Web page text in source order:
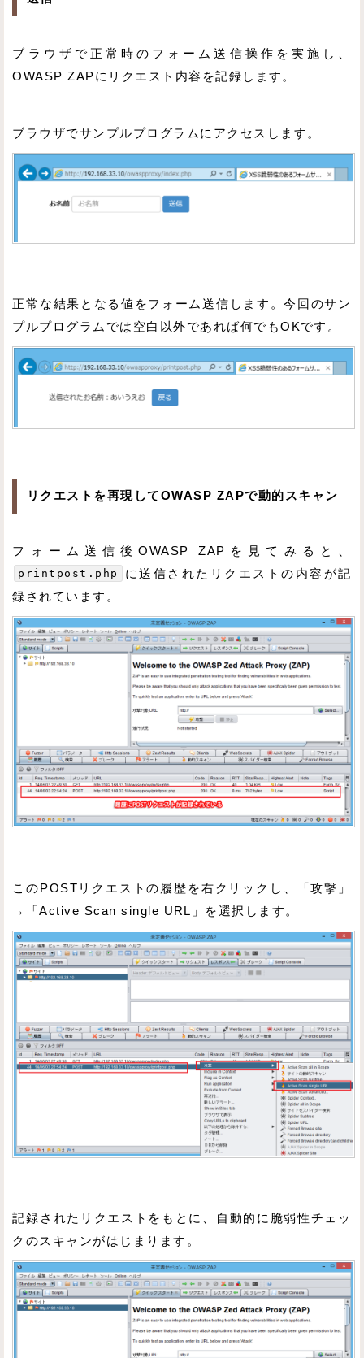
ブラウザで正常時のフォーム送信操作を実施し、
OWASP ZAPにリクエスト内容を記録します。
ブラウザでサンプルプログラムにアクセスします。
正常な結果となる値をフォーム送信します。今回のサン
プルプログラムでは空白以外であれば何でもOKです。
リクエストを再現してOWASP ZAPで動的スキャン
フォーム送信後OWASP ZAPを見てみると、
printpost.php
に送信されたリクエストの内容が記
録されています。
このPOSTリクエストの履歴を右クリックし、「攻撃」
→「Active Scan single URL」を選択します。
記録されたリクエストをもとに、自動的に脆弱性チェッ
クのスキャンがはじまります。